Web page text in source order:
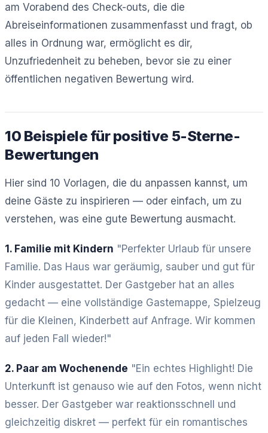
am Vorabend des Check-outs, die die
Abreiseinformationen zusammenfasst und fragt, ob
alles in Ordnung war, ermöglicht es dir,
Unzufriedenheit zu beheben, bevor sie zu einer
öffentlichen negativen Bewertung wird.
10 Beispiele für positive 5-Sterne-
Bewertungen
Hier sind 10 Vorlagen, die du anpassen kannst, um
deine Gäste zu inspirieren — oder einfach, um zu
verstehen, was eine gute Bewertung ausmacht.
1. Familie mit Kindern "Perfekter Urlaub für unsere
Familie. Das Haus war geräumig, sauber und gut für
Kinder ausgestattet. Der Gastgeber hat an alles
gedacht — eine vollständige Gastemappe, Spielzeug
für die Kleinen, Kinderbett auf Anfrage. Wir kommen
auf jeden Fall wieder!"
2. Paar am Wochenende "Ein echtes Highlight! Die
Unterkunft ist genauso wie auf den Fotos, wenn nicht
besser. Der Gastgeber war reaktionsschnell und
gleichzeitig diskret — perfekt für ein romantisches